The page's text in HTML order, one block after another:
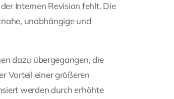
Internen Revision fehlt. Die
unabhängige und
dazu übergegangen, die
Vorteil einer größeren
werden durch erhöhte